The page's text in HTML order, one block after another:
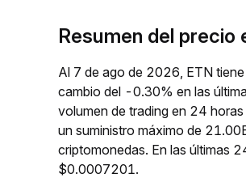
Resumen del precio
Al 7 de ago de 2026, ETN
cambio del -0.30% en las
volumen de trading en 24
un suministro máximo de
criptomonedas. En las últimas
$0.0007201.